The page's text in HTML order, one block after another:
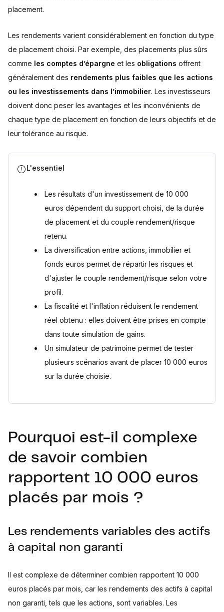
placement.
Les rendements varient considérablement en fonction du type
de placement choisi. Par exemple, des placements plus sûrs
comme les comptes d’épargne et les obligations offrent
généralement des rendements plus faibles que les actions
ou les investissements dans l’immobilier. Les investisseurs
doivent donc peser les avantages et les inconvénients de
chaque type de placement en fonction de leurs objectifs et de
leur tolérance au risque.
L'essentiel
Les résultats d'un investissement de 10 000
euros dépendent du support choisi, de la durée
de placement et du couple rendement/risque
retenu.
La diversification entre actions, immobilier et
fonds euros permet de répartir les risques et
d'ajuster le couple rendement/risque selon votre
profil.
La fiscalité et l'inflation réduisent le rendement
réel obtenu : elles doivent être prises en compte
dans toute simulation de gains.
Un simulateur de patrimoine permet de tester
plusieurs scénarios avant de placer 10 000 euros
sur la durée choisie.
Pourquoi est-il complexe
de savoir combien
rapportent 10 000 euros
placés par mois ?
Les rendements variables des actifs
à capital non garanti
Il est complexe de déterminer combien rapportent 10 000
euros placés par mois, car les rendements des actifs à capital
non garanti, tels que les actions, sont variables. Les